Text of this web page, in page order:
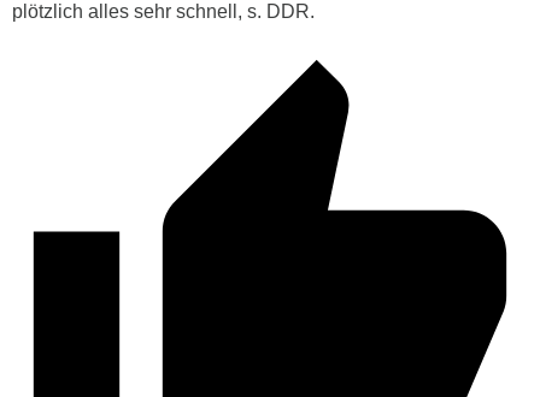
plötzlich alles sehr schnell, s. DDR.